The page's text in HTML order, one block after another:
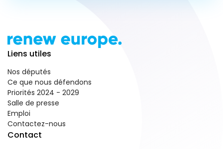
Liens utiles
Nos députés
Ce que nous défendons
Priorités 2024 - 2029
Salle de presse
Emploi
Contactez-nous
Contact